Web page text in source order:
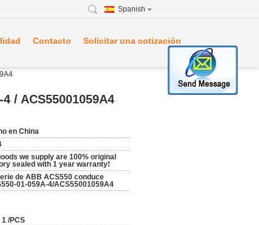
Spanish
Contacto Solicitar una cotización
/ ACS55001059A4
en China
we supply are 100% original
sealed with 1 year warranty!
de ABB ACS550 conduce
01-059A-4/ACS55001059A4
1 /PCS